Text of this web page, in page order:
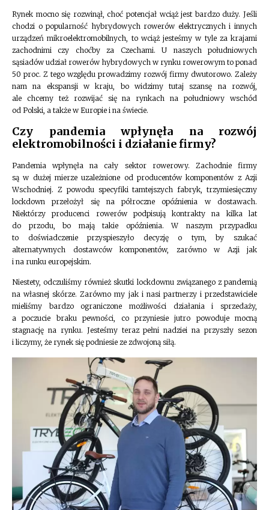
Rynek mocno się rozwinął, choć potencjał wciąż jest bardzo duży. Jeśli
chodzi o popularność hybrydowych rowerów elektrycznych i innych
urządzeń mikroelektromobilnych, to wciąż jesteśmy w tyle za krajami
zachodnimi czy choćby za Czechami. U naszych południowych
sąsiadów udział rowerów hybrydowych w rynku rowerowym to ponad
50 proc. Z tego względu prowadzimy rozwój firmy dwutorowo. Zależy
nam na ekspansji w kraju, bo widzimy tutaj szansę na rozwój,
ale chcemy też rozwijać się na rynkach na południowy wschód
od Polski, a także w Europie i na świecie.
Czy pandemia wpłynęła na rozwój
elektromobilności i działanie firmy?
Pandemia wpłynęła na cały sektor rowerowy. Zachodnie firmy
są w dużej mierze uzależnione od producentów komponentów z Azji
Wschodniej. Z powodu specyfiki tamtejszych fabryk, trzymiesięczny
lockdown przełożył się na półroczne opóźnienia w dostawach.
Niektórzy producenci rowerów podpisują kontrakty na kilka lat
do przodu, bo mają takie opóźnienia. W naszym przypadku
to doświadczenie przyspieszyło decyzję o tym, by szukać
alternatywnych dostawców komponentów, zarówno w Azji jak
i na runku europejskim.
Niestety, odczuliśmy również skutki lockdownu związanego z pandemią
na własnej skórze. Zarówno my jak i nasi partnerzy i przedstawiciele
mieliśmy bardzo ograniczone możliwości działania i sprzedaży,
a poczucie braku pewności, co przyniesie jutro powoduje mocną
stagnację na rynku. Jesteśmy teraz pełni nadziei na przyszły sezon
i liczymy, że rynek się podniesie ze zdwojoną siłą.